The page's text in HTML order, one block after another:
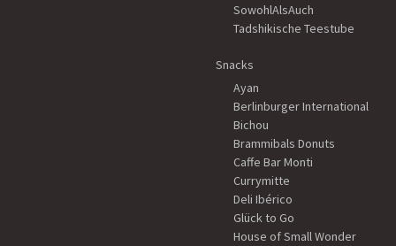
SowohlAlsAuch
Tadshikische Teestube
Snacks
Ayan
Berlinburger International
Bichou
Brammibals Donuts
Caffe Bar Monti
Currymitte
Deli Ibérico
Glück to Go
House of Small Wonder